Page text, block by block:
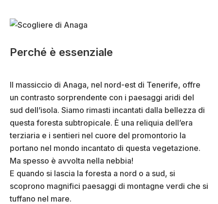
Perché è essenziale
Il massiccio di Anaga, nel nord-est di Tenerife, offre
un contrasto sorprendente con i paesaggi aridi del
sud dell’isola. Siamo rimasti incantati dalla bellezza di
questa foresta subtropicale. È una reliquia dell’era
terziaria e i sentieri nel cuore del promontorio la
portano nel mondo incantato di questa vegetazione.
Ma spesso è avvolta nella nebbia!
E quando si lascia la foresta a nord o a sud, si
scoprono magnifici paesaggi di montagne verdi che si
tuffano nel mare.